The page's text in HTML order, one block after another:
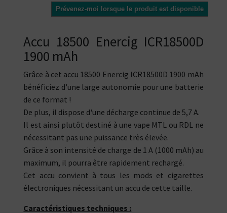
Prévenez-moi lorsque le produit est disponible
Accu 18500 Enercig ICR18500D
1900 mAh
Grâce à cet accu 18500 Enercig ICR18500D 1900 mAh
bénéficiez d'une large autonomie pour une batterie
de ce format !
De plus, il dispose d'une décharge continue de 5,7 A.
Il est ainsi plutôt destiné à une vape MTL ou RDL ne
nécessitant pas une puissance très élevée.
Grâce à son intensité de charge de 1 A (1000 mAh) au
maximum, il pourra être rapidement rechargé.
Cet accu convient à tous les mods et cigarettes
électroniques nécessitant un accu de cette taille.
Caractéristiques techniques :